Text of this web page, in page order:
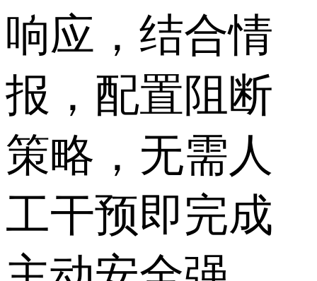
响应，结合情
报，配置阻断
策略，无需人
工干预即完成